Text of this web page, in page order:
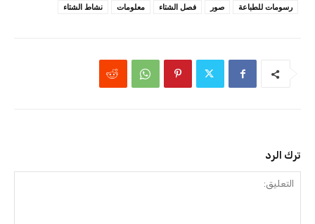
رسومات للطباعة
صور فصل الشتاء معلومات نشاط الشتاء
ترك الرد